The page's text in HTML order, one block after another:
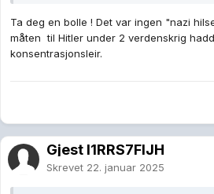
Ta deg en bolle ! Det var ingen "nazi
måten til Hitler under 2 verdenskrig
konsentrasjonsleir.
Gjest I1RRS7FlJH
Skrevet 22. januar 2025